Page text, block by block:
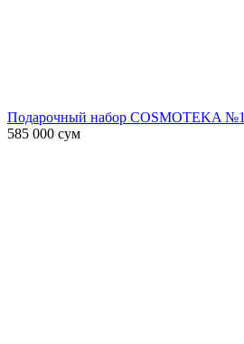
Подарочный набор COSMOTEKA №1
585 000 сум